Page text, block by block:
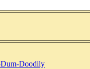
Doodily